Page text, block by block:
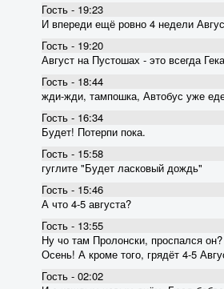
Гость - 19:23
И впереди ещё ровно 4 недели
Гость - 19:20
Август на Пустошах - это всегда
Гость - 18:44
жди-жди, тампошка, Автобус уже
Гость - 16:34
Будет! Потерпи пока.
Гость - 15:58
гуглите "Будет ласковый дождь"
Гость - 15:46
А что 4-5 августа?
Гость - 13:55
Ну чо там Пролонски, проспался
Осень! А кроме того, грядёт 4-5
Гость - 02:02